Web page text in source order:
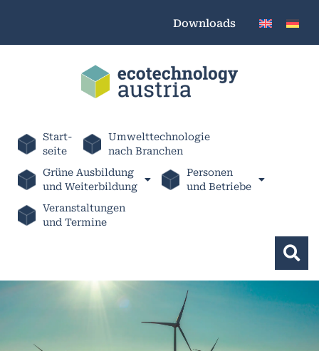
Downloads
Start-
seite
Umwelttechnologie
nach Branchen
Grüne Ausbildung
und Weiterbildung
Personen
und Betriebe
Veranstaltungen
und Termine